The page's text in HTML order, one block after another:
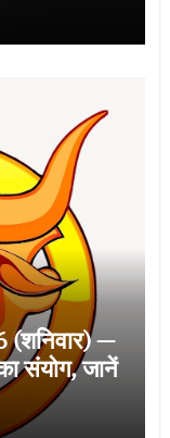
—
संयोग, जानें